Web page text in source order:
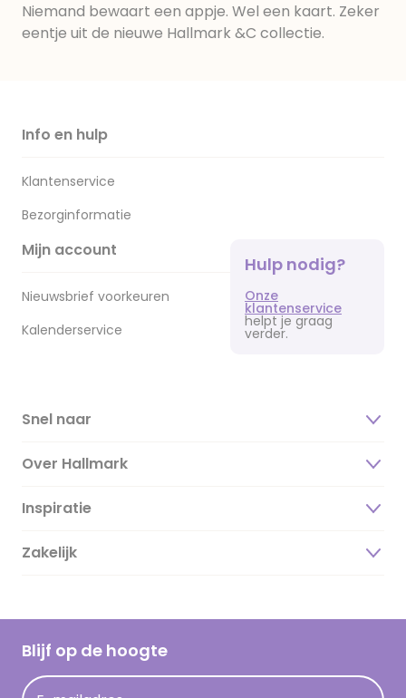
Niemand bewaart een appje. Wel een kaart. Zeker
eentje uit de nieuwe Hallmark &C collectie.
Info en hulp
Klantenservice
Bezorginformatie
Mijn account
Nieuwsbrief voorkeuren
Kalenderservice
Hulp nodig?
Onze
klantenservice
helpt je graag
verder.
Snel naar
Over Hallmark
Over ons
Duurzaamheid
Hallmark Kaartclub
Acties
Inspiratie
Magazine
Cadeau inspiratie
Kaartinspiratie
Zakelijk
Blijf op de hoogte